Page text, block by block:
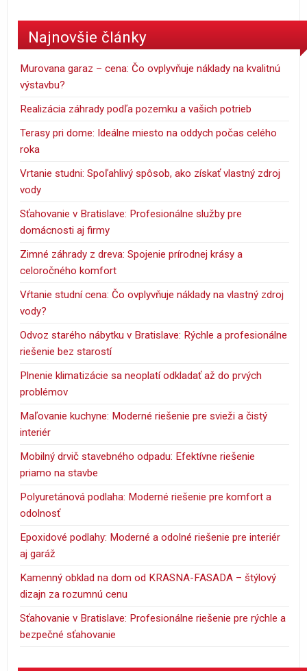
Najnovšie články
Murovana garaz – cena: Čo ovplyvňuje náklady na kvalitnú
výstavbu?
Realizácia záhrady podľa pozemku a vašich potrieb
Terasy pri dome: Ideálne miesto na oddych počas celého
roka
Vrtanie studni: Spoľahlivý spôsob, ako získať vlastný zdroj
vody
Sťahovanie v Bratislave: Profesionálne služby pre
domácnosti aj firmy
Zimné záhrady z dreva: Spojenie prírodnej krásy a
celoročného komfort
Vŕtanie studní cena: Čo ovplyvňuje náklady na vlastný zdroj
vody?
Odvoz starého nábytku v Bratislave: Rýchle a profesionálne
riešenie bez starostí
Plnenie klimatizácie sa neoplatí odkladať až do prvých
problémov
Maľovanie kuchyne: Moderné riešenie pre svieži a čistý
interiér
Mobilný drvič stavebného odpadu: Efektívne riešenie
priamo na stavbe
Polyuretánová podlaha: Moderné riešenie pre komfort a
odolnosť
Epoxidové podlahy: Moderné a odolné riešenie pre interiér
aj garáž
Kamenný obklad na dom od KRASNA-FASADA – štýlový
dizajn za rozumnú cenu
Sťahovanie v Bratislave: Profesionálne riešenie pre rýchle a
bezpečné sťahovanie